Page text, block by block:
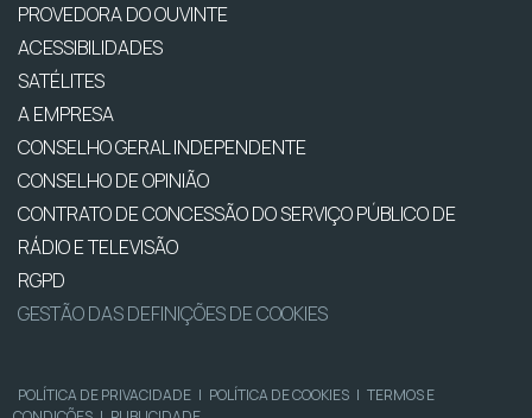
PROVEDORA DO OUVINTE
ACESSIBILIDADES
SATÉLITES
A EMPRESA
CONSELHO GERAL INDEPENDENTE
CONSELHO DE OPINIÃO
CONTRATO DE CONCESSÃO DO SERVIÇO PÚBLICO DE
RÁDIO E TELEVISÃO
RGPD
GESTÃO DAS DEFINIÇÕES DE COOKIES
POLÍTICA DE PRIVACIDADE | POLÍTICA DE COOKIES | TERMOS E